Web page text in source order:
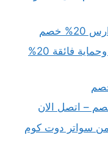
خصم
مظلات بوثلين الرياض بألوان رائعة وحماية فائقة 20%
سواتر دوت كوم